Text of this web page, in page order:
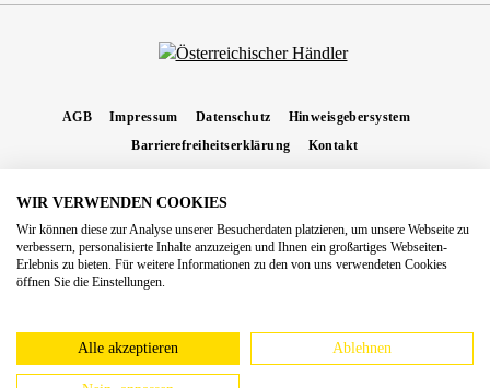
AGB Impressum Datenschutz
Hinweisgebersystem
Barrierefreiheitserklärung
Kontakt
Nachnahmegebühren, wenn nicht anders angegeben.
Copyright 2026 Forstinger Österreich GmbH
Königstetter Straße 128 - 134/OG3, 3430 Tulln
europäschen Online-Streitbeilegungs-Plattform hinzuweisen:
webgate.ec.europa.eu/odr
WIR VERWENDEN COOKIES
Wir können diese zur Analyse unserer Besucherdaten platzieren, um unsere Webseite zu
verbessern, personalisierte Inhalte anzuzeigen und Ihnen ein großartiges Webseiten-
Erlebnis zu bieten. Für weitere Informationen zu den von uns verwendeten Cookies
öffnen Sie die Einstellungen.
Alle akzeptieren Ablehnen